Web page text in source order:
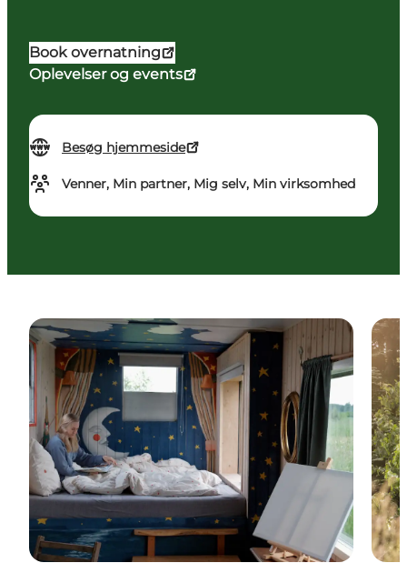
Book overnatning
Oplevelser og events
Besøg hjemmeside
Venner, Min partner, Mig selv, Min virksomhed